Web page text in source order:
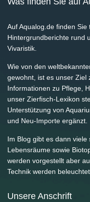
Auf Aqualog.de finden
Hintergrundberichte rund
Vivaristik.
Wie von den
gewohnt, ist es unser Ziel
Informationen zu Pflege,
unser Zierfisch-Lexikon
Unterstützung von
und Neu-Importe ergänzt.
Im Blog gibt es dann
Lebensräume sowie
werden vorgestellt aber
Technik werden beleuchtet.
Unsere Anschrift